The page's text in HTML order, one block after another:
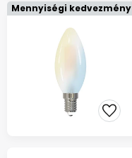
Mennyiségi kedvezmény